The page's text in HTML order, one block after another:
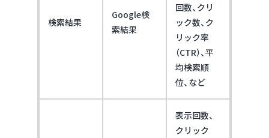
検索結果
Google検
索結果
回数、クリ
ック数、ク
リック率
（CTR）、平
均検索順
位、など
表示回数、
クリック